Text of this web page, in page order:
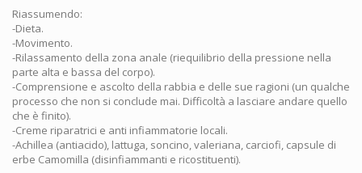
Riassumendo:
-Dieta.
-Movimento.
-Rilassamento della zona anale (riequilibrio della pressione nella
parte alta e bassa del corpo).
-Comprensione e ascolto della rabbia e delle sue ragioni (un qualche
processo che non si conclude mai. Difficoltà a lasciare andare quello
che è finito).
-Creme riparatrici e anti infiammatorie locali.
-Achillea (antiacido), lattuga, soncino, valeriana, carciofi, capsule di
erbe Camomilla (disinfiammanti e ricostituenti).